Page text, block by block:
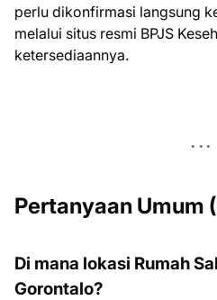
perlu dikonfirmasi langsung
melalui situs resmi BPJS
ketersediaannya.
Pertanyaan Umum
Di mana lokasi Rumah
Gorontalo?